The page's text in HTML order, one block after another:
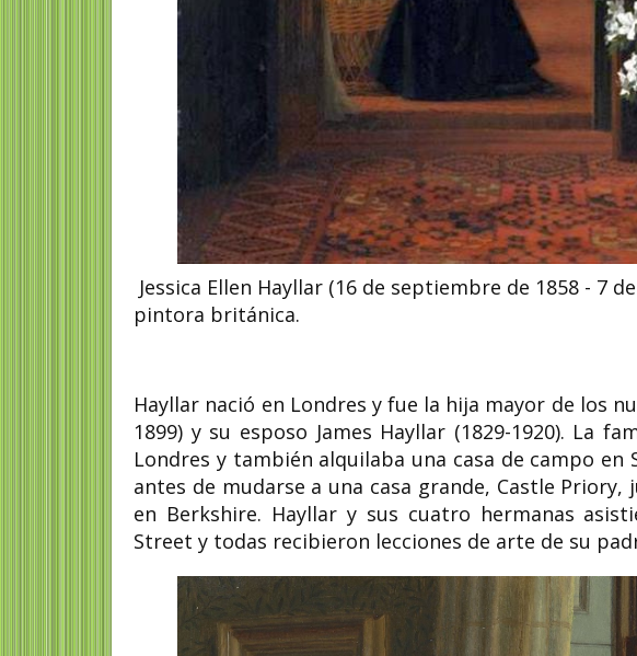
Jessica Ellen Hayllar (16 de septiembre de 1858 - 7
pintora británica.
Hayllar nació en Londres y fue la hija mayor de los
1899) y su esposo James Hayllar (1829-1920). La
Londres y también alquilaba una casa de campo en
antes de mudarse a una casa grande, Castle
en Berkshire. Hayllar y sus cuatro hermanas
Street y todas recibieron lecciones de arte de su
de
Nélida
julio de
fue una